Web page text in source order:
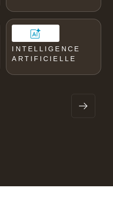
INTELLIGENCE
ARTIFICIELLE